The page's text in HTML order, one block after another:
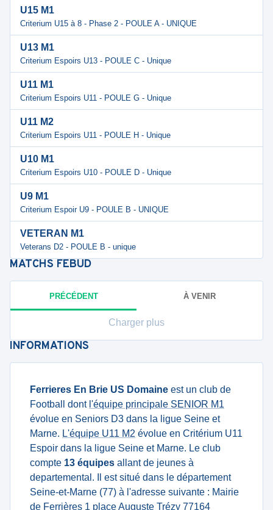
U15 M1
Criterium U15 à 8 - Phase 2 - POULE A - UNIQUE
U13 M1
Criterium Espoirs U13 - POULE C - Unique
U11 M1
Criterium Espoirs U11 - POULE G - Unique
U11 M2
Criterium Espoirs U11 - POULE H - Unique
U10 M1
Criterium Espoirs U10 - POULE D - Unique
U9 M1
Criterium Espoir U9 - POULE B - UNIQUE
VETERAN M1
Veterans D2 - POULE B - unique
MATCHS FEBUD
PRÉCÉDENT À VENIR
Charger plus
INFORMATIONS
Ferrieres En Brie US Domaine est un club de
Football dont l'équipe principale SENIOR M1
évolue en Seniors D3 dans la ligue Seine et
Marne. L'équipe U11 M2 évolue en Critérium U11
Espoir dans la ligue Seine et Marne. Le club
compte 13 équipes allant de jeunes à
departemental. Il est situé dans le département
Seine-et-Marne (77) à l'adresse suivante : Mairie
de Ferrières 1 place Auguste Trézy 77164